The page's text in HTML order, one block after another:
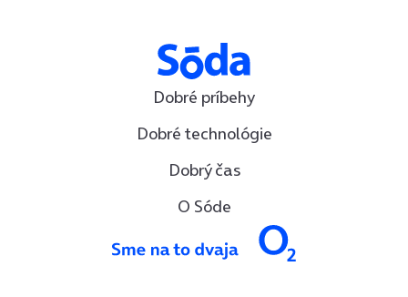
Dobré príbehy
Dobré technológie
Dobrý čas
O Sóde